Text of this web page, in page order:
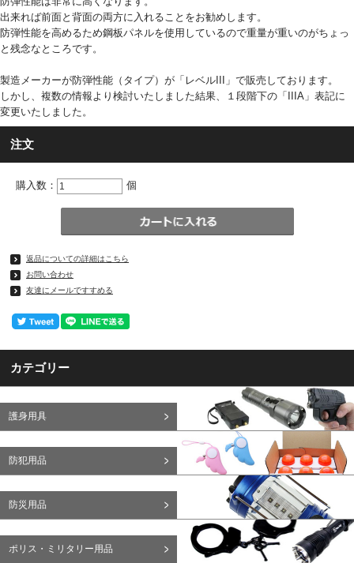
出来れば前面と背面の両方に入れることをお勧めします。
防弾性能を高めるため鋼板パネルを使用しているので重量が重いのがちょっ
と残念なところです。
製造メーカーが防弾性能（タイプ）が「レベルIII」で販売しております。
しかし、複数の情報より検討いたしました結果、１段階下の「IIIA」表記に
変更いたしました。
注文
購入数： 個
返品についての詳細はこちら
お問い合わせ
友達にメールですすめる
カテゴリー
護身用具
防犯用品
防災用品
ポリス・ミリタリー用品